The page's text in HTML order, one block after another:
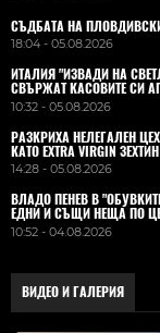
СЪДБАТА НА
18:04 - 05.08.2026
ИТАЛИЯ "ИЗВАДИ НА
СВЪРЖАТ КАСОВИТЕ СИ
10:32 - 05.08.2026
РАЗКРИХА НЕЛЕГАЛЕН
КАТО EXTRA VIRGIN ЗЕХТИН
14:28 - 05.08.2026
ВЛАДO ПЕНЕВ В
ЕДНИ И СЪЩИ НЕЩА ПО
10:52 - 04.08.2026
ВИДЕО И ГАЛЕРИЯ